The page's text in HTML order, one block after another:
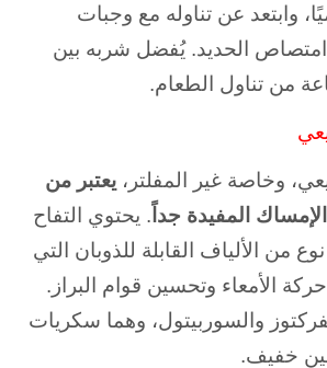
وابتعد عن تناوله مع وجبات
امتصاص الحديد. يُفضل شربه بين
من تناول الطعام.
وخاصة غير المفلتر، يعتبر من
المفيدة جداً . يحتوي التفاح
من الألياف القابلة للذوبان التي
الأمعاء وتحسين قوام البراز.
والسوربيتول، وهما سكريات
خفيف.